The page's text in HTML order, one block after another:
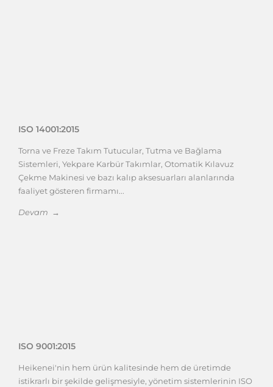
ISO 14001:2015
Torna ve Freze Takım Tutucular, Tutma ve Bağlama
Sistemleri, Yekpare Karbür Takımlar, Otomatik Kılavuz
Çekme Makinesi ve bazı kalıp aksesuarları alanlarında
faaliyet gösteren firmamı...
Devam →
ISO 9001:2015
Heikenei'nin hem ürün kalitesinde hem de üretimde
istikrarlı bir şekilde gelişmesiyle, yönetim sistemlerinin ISO